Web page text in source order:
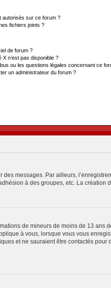
autorisés sur ce forum ?
fichiers joints ?
de forum ?
X n’est pas disponible ?
ou les questions légales concernant ce
un administrateur du forum ?
messages. Par ailleurs,
à des groupes, etc. La création
de mineurs de moins de 13 ans
à vous, lorsque vous vous
et ne sauraient être contactés pour